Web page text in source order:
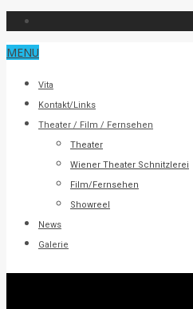
MENU
Vita
Kontakt/Links
Theater / Film / Fernsehen
Theater
Wiener Theater Schnitzlerei
Film/Fernsehen
Showreel
News
Galerie